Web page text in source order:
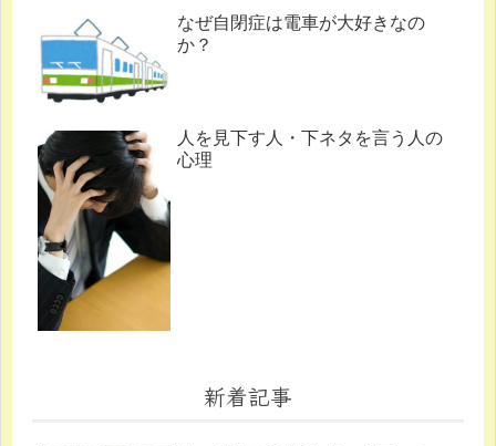
なぜ自閉症は電車が大好きなの
か？
人を見下す人・下ネタを言う人の
心理
新着記事